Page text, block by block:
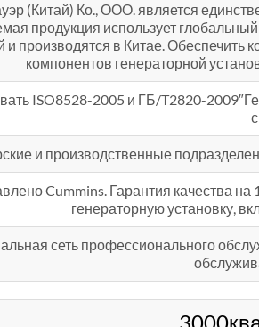
(Китай) Ко., ООО. является
продукция использует
и производятся в Китае. Обеспечить
компонентов генераторной
ISO8528-2005 и ГБ/T2820-
и производственные
Cummins. Гарантия качества
генераторную установку,
сеть профессионального